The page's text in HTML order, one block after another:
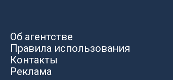
Об агентстве
Правила использования
Контакты
Реклама